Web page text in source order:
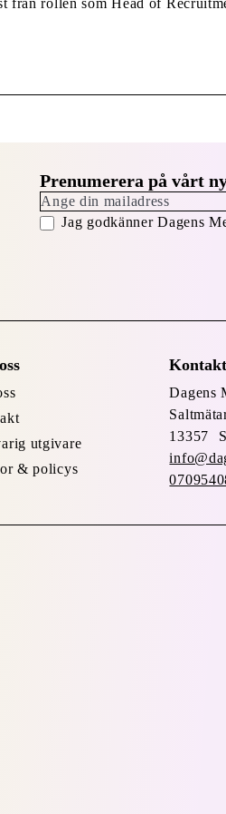
från rollen som Head of
Prenumerera på vårt
Jag godkänner Dagens
utgivare
& policys
Dagens
13357